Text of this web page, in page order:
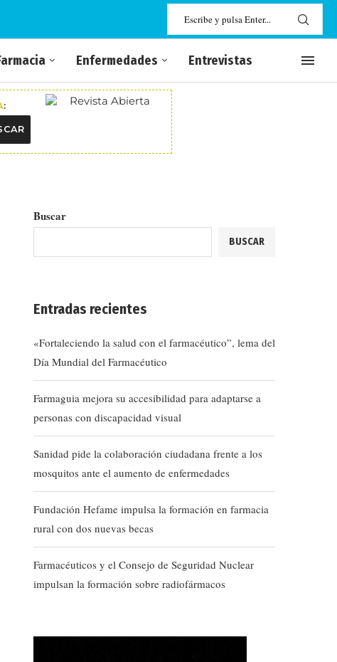
Enfermedades Entrevistas
:
Buscar
BUSCAR
Entradas recientes
«Fortaleciendo la salud con el farmacéutico”, lema del
Día Mundial del Farmacéutico
Farmaguia mejora su accesibilidad para adaptarse a
personas con discapacidad visual
Sanidad pide la colaboración ciudadana frente a los
mosquitos ante el aumento de enfermedades
Fundación Hefame impulsa la formación en farmacia
rural con dos nuevas becas
Farmacéuticos y el Consejo de Seguridad Nuclear
impulsan la formación sobre radiofármacos